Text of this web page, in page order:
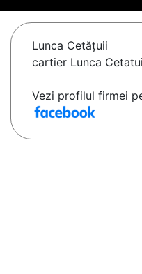
Lunca Cetăţuii
cartier Lunca
Vezi profilul firmei